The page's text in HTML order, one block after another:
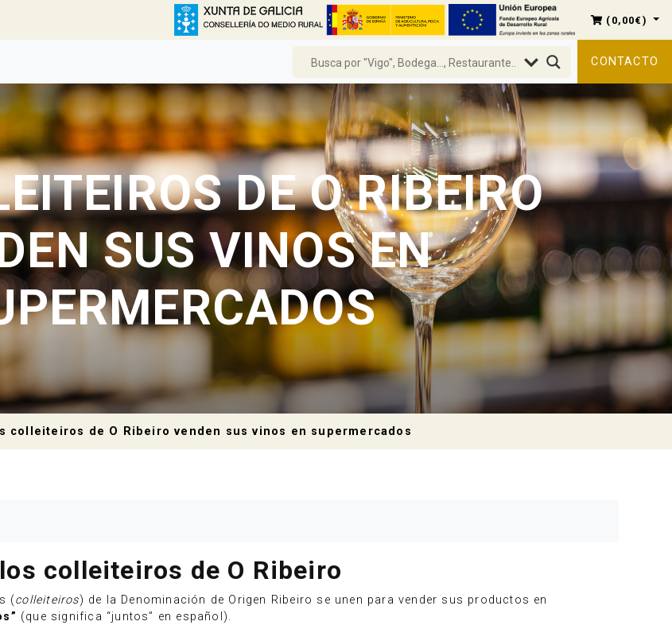
( 0,00€ )
CONTACTO
DE O RIBEIRO
SUS VINOS EN
colleiteiros de O Ribeiro venden sus vinos en supermercados
colleiteiros de O Ribeiro
(colleiteiros) de la Denominación de Origen Ribeiro se unen para vender sus productos en
(que significa “juntos” en español).